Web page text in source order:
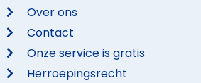
Over ons
Contact
Onze service is gratis
Herroepingsrecht